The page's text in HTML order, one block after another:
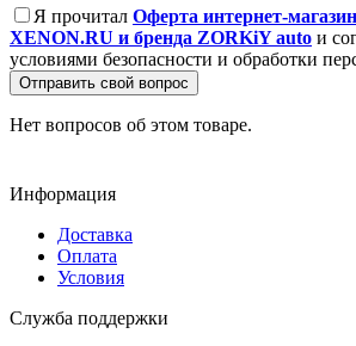
Я прочитал Оферта интернет-
XENON.RU и бренда ZORKiY auto и
условиями безопасности и обработки
Отправить свой вопрос
Нет вопросов об этом товаре.
Информация
Доставка
Оплата
Условия
Служба поддержки